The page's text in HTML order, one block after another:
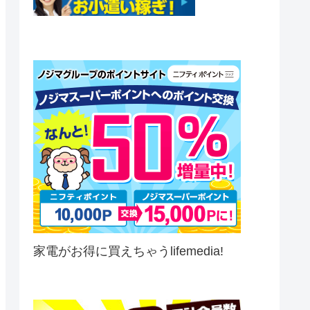
家電がお得に買えちゃうlifemedia!